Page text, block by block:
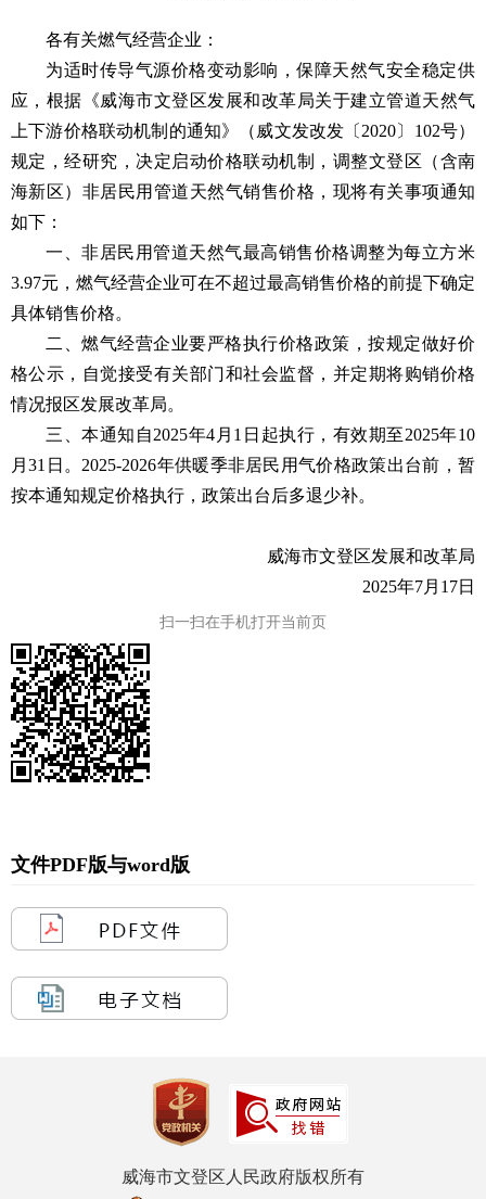
各有关燃气经营企业：
为适时传导气源价格变动影响，保障天然气安全稳定供
应，根据《威海市文登区发展和改革局关于建立管道天然气
上下游价格联动机制的通知》（威文发改发〔2020〕102号）
规定，经研究，决定启动价格联动机制，调整文登区（含南
海新区）非居民用管道天然气销售价格，现将有关事项通知
如下：
一、非居民用管道天然气最高销售价格调整为每立方米
3.97元，燃气经营企业可在不超过最高销售价格的前提下确定
具体销售价格。
二、燃气经营企业要严格执行价格政策，按规定做好价
格公示，自觉接受有关部门和社会监督，并定期将购销价格
情况报区发展改革局。
三、本通知自2025年4月1日起执行，有效期至2025年10
月31日。2025-2026年供暖季非居民用气价格政策出台前，暂
按本通知规定价格执行，政策出台后多退少补。
威海市文登区发展和改革局
2025年7月17日
扫一扫在手机打开当前页
文件PDF版与word版
威海市文登区人民政府版权所有